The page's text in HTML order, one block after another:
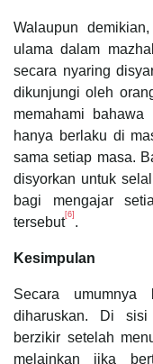
Walaupun
ulama dalam
secara nyaring
dikunjungi oleh
memahami bahawa
hanya berlaku di
sama setiap masa.
disyorkan untuk
bagi mengajar
tersebut[6] .
Kesimpulan
Secara
diharuskan. Di sisi
berzikir setelah
melainkan jika